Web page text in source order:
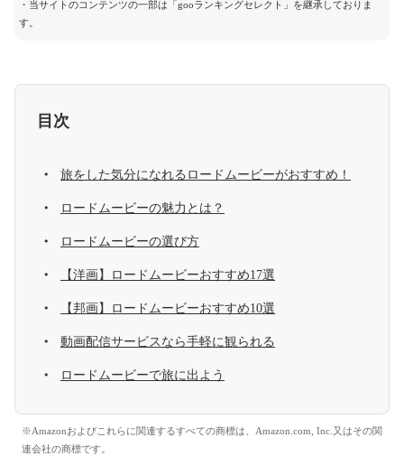
・当サイトのコンテンツの一部は「gooランキングセレクト」を継承しておりま
す。
目次
旅をした気分になれるロードムービーがおすすめ！
ロードムービーの魅力とは？
ロードムービーの選び方
【洋画】ロードムービーおすすめ17選
【邦画】ロードムービーおすすめ10選
動画配信サービスなら手軽に観られる
ロードムービーで旅に出よう
※Amazonおよびこれらに関連するすべての商標は、Amazon.com, Inc.又はその関
連会社の商標です。